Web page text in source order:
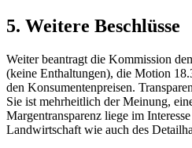
5. Weitere Beschlüsse
Weiter beantragt die Kommission
(keine Enthaltungen), die Motion
den Konsumentenpreisen.
Sie ist mehrheitlich der Meinung,
Margentransparenz liege im
Landwirtschaft wie auch des